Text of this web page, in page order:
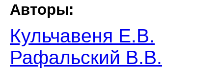
Авторы:
Кульчавеня Е.В.
Рафальский В.В.